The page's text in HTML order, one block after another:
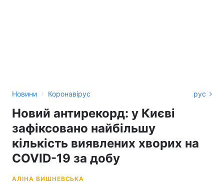
Новини › Коронавірус рус
Новий антирекорд: у Києві
зафіксовано найбільшу
кількість виявлених хворих на
COVID-19 за добу
АЛІНА ВИШНЕВСЬКА